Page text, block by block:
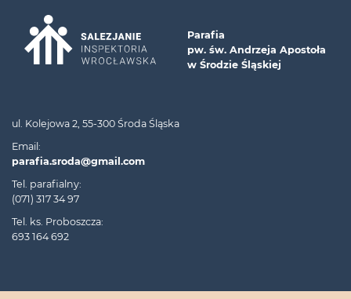
Parafia
pw. św. Andrzeja Apostoła
w Środzie Śląskiej
ul. Kolejowa 2, 55-300 Środa Śląska
Email:
parafia.sroda@gmail.com
Tel. parafialny:
(071) 317 34 97
Tel. ks. Proboszcza:
693 164 692